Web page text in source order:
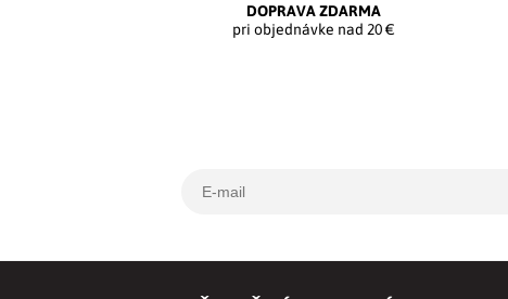
DOPRAVA ZDARMA
pri objednávke nad 20 €